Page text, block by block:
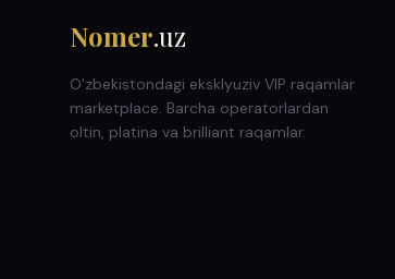
Nomer.uz
O'zbekistondagi eksklyuziv VIP raqamlar
marketplace. Barcha operatorlardan
oltin, platina va brilliant raqamlar.